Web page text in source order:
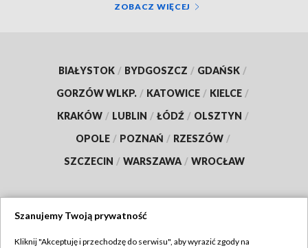
ZOBACZ WIĘCEJ
BIAŁYSTOK / BYDGOSZCZ / GDAŃSK /
GORZÓW WLKP. / KATOWICE / KIELCE /
KRAKÓW / LUBLIN / ŁÓDŹ / OLSZTYN /
OPOLE / POZNAŃ / RZESZÓW /
SZCZECIN / WARSZAWA / WROCŁAW
Szanujemy Twoją prywatność
Kliknij "Akceptuję i przechodzę do serwisu", aby wyrazić zgody na